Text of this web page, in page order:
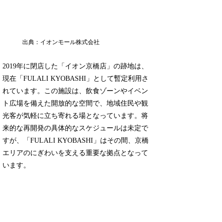
出典：イオンモール株式会社
2019年に閉店した「イオン京橋店」の跡地は、
現在「FULALI KYOBASHI」として暫定利用さ
れています。この施設は、飲食ゾーンやイベン
ト広場を備えた開放的な空間で、地域住民や観
光客が気軽に立ち寄れる場となっています。将
来的な再開発の具体的なスケジュールは未定で
すが、「FULALI KYOBASHI」はその間、京橋
エリアのにぎわいを支える重要な拠点となって
います。